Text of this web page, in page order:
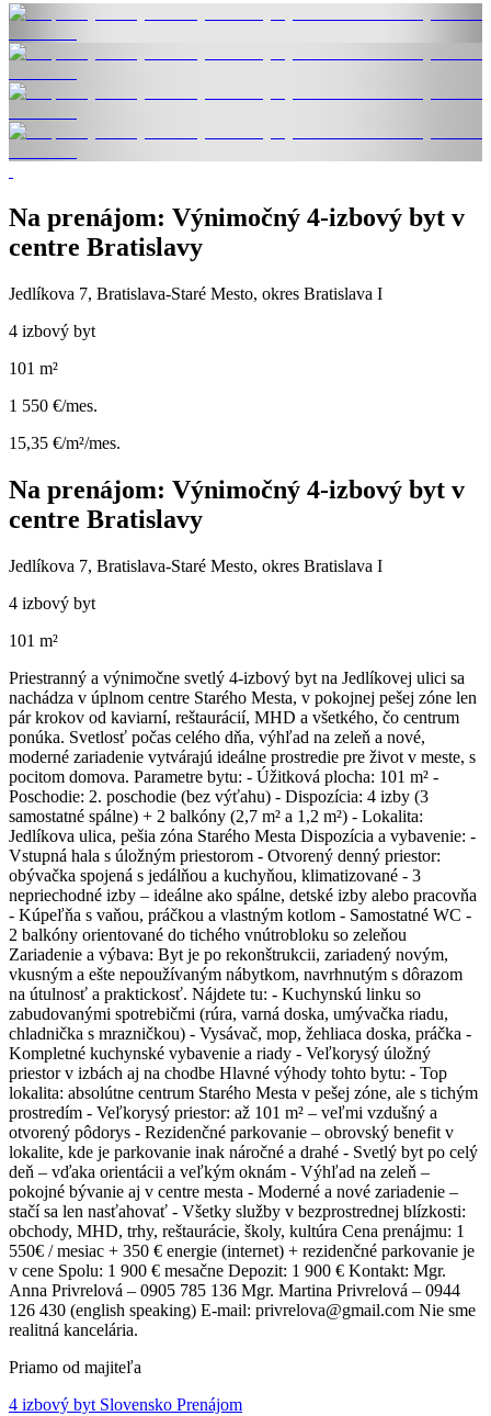
Na prenájom: Výnimočný 4-izbový byt v
centre Bratislavy
Jedlíkova 7, Bratislava-Staré Mesto, okres Bratislava I
4 izbový byt
101 m²
1 550 €/mes.
15,35 €/m²/mes.
Na prenájom: Výnimočný 4-izbový byt v
centre Bratislavy
Jedlíkova 7, Bratislava-Staré Mesto, okres Bratislava I
4 izbový byt
101 m²
Priestranný a výnimočne svetlý 4-izbový byt na Jedlíkovej ulici sa
nachádza v úplnom centre Starého Mesta, v pokojnej pešej zóne len
pár krokov od kaviarní, reštaurácií, MHD a všetkého, čo centrum
ponúka. Svetlosť počas celého dňa, výhľad na zeleň a nové,
moderné zariadenie vytvárajú ideálne prostredie pre život v meste, s
pocitom domova. Parametre bytu: - Úžitková plocha: 101 m² -
Poschodie: 2. poschodie (bez výťahu) - Dispozícia: 4 izby (3
samostatné spálne) + 2 balkóny (2,7 m² a 1,2 m²) - Lokalita:
Jedlíkova ulica, pešia zóna Starého Mesta Dispozícia a vybavenie: -
Vstupná hala s úložným priestorom - Otvorený denný priestor:
obývačka spojená s jedálňou a kuchyňou, klimatizované - 3
nepriechodné izby – ideálne ako spálne, detské izby alebo pracovňa
- Kúpeľňa s vaňou, práčkou a vlastným kotlom - Samostatné WC -
2 balkóny orientované do tichého vnútrobloku so zeleňou
Zariadenie a výbava: Byt je po rekonštrukcii, zariadený novým,
vkusným a ešte nepoužívaným nábytkom, navrhnutým s dôrazom
na útulnosť a praktickosť. Nájdete tu: - Kuchynskú linku so
zabudovanými spotrebičmi (rúra, varná doska, umývačka riadu,
chladnička s mrazničkou) - Vysávač, mop, žehliaca doska, práčka -
Kompletné kuchynské vybavenie a riady - Veľkorysý úložný
priestor v izbách aj na chodbe Hlavné výhody tohto bytu: - Top
lokalita: absolútne centrum Starého Mesta v pešej zóne, ale s tichým
prostredím - Veľkorysý priestor: až 101 m² – veľmi vzdušný a
otvorený pôdorys - Rezidenčné parkovanie – obrovský benefit v
lokalite, kde je parkovanie inak náročné a drahé - Svetlý byt po celý
deň – vďaka orientácii a veľkým oknám - Výhľad na zeleň –
pokojné bývanie aj v centre mesta - Moderné a nové zariadenie –
stačí sa len nasťahovať - Všetky služby v bezprostrednej blízkosti:
obchody, MHD, trhy, reštaurácie, školy, kultúra Cena prenájmu: 1
550€ / mesiac + 350 € energie (internet) + rezidenčné parkovanie je
v cene Spolu: 1 900 € mesačne Depozit: 1 900 € Kontakt: Mgr.
Anna Privrelová – 0905 785 136 Mgr. Martina Privrelová – 0944
126 430 (english speaking) E-mail: privrelova@gmail.com Nie sme
realitná kancelária.
Priamo od majiteľa
4 izbový byt Slovensko Prenájom